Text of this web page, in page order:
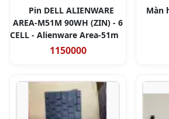
Pin DELL ALIENWARE
AREA-M51M 90WH (ZIN) - 6
CELL - Alienware Area-51m
1150000
Màn